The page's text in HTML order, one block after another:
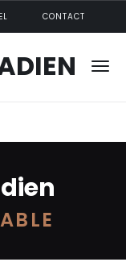
CONTACT